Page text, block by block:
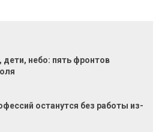
дети, небо: пять фронтов
останутся без работы из-